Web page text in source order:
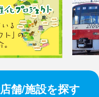
舗/施設を探す